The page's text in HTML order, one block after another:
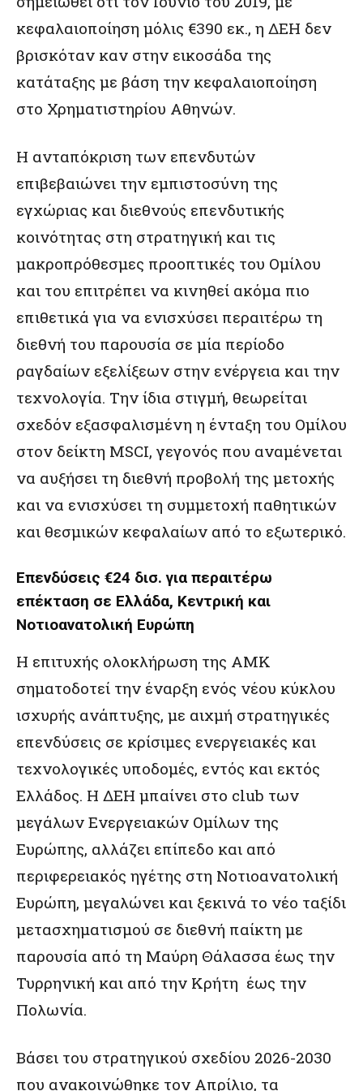
κεφαλαιοποίηση μόλις €390 εκ., η ΔΕΗ δεν
βρισκόταν καν στην εικοσάδα της
κατάταξης με βάση την κεφαλαιοποίηση
στο Χρηματιστηρίου Αθηνών.
Η ανταπόκριση των επενδυτών
επιβεβαιώνει την εμπιστοσύνη της
εγχώριας και διεθνούς επενδυτικής
κοινότητας στη στρατηγική και τις
μακροπρόθεσμες προοπτικές του Ομίλου
και του επιτρέπει να κινηθεί ακόμα πιο
επιθετικά για να ενισχύσει περαιτέρω τη
διεθνή του παρουσία σε μία περίοδο
ραγδαίων εξελίξεων στην ενέργεια και την
τεχνολογία. Την ίδια στιγμή, θεωρείται
σχεδόν εξασφαλισμένη η ένταξη του Ομίλου
στον δείκτη MSCI, γεγονός που αναμένεται
να αυξήσει τη διεθνή προβολή της μετοχής
και να ενισχύσει τη συμμετοχή παθητικών
και θεσμικών κεφαλαίων από το εξωτερικό.
Επενδύσεις €24 δισ. για περαιτέρω
επέκταση σε Ελλάδα, Κεντρική και
Νοτιοανατολική Ευρώπη
Η επιτυχής ολοκλήρωση της ΑΜΚ
σηματοδοτεί την έναρξη ενός νέου κύκλου
ισχυρής ανάπτυξης, με αιχμή στρατηγικές
επενδύσεις σε κρίσιμες ενεργειακές και
τεχνολογικές υποδομές, εντός και εκτός
Ελλάδος. Η ΔΕΗ μπαίνει στο club των
μεγάλων Ενεργειακών Ομίλων της
Ευρώπης, αλλάζει επίπεδο και από
περιφερειακός ηγέτης στη Νοτιοανατολική
Ευρώπη, μεγαλώνει και ξεκινά το νέο ταξίδι
μετασχηματισμού σε διεθνή παίκτη με
παρουσία από τη Μαύρη Θάλασσα έως την
Τυρρηνική και από την Κρήτη έως την
Πολωνία.
Βάσει του στρατηγικού σχεδίου 2026-2030
που ανακοινώθηκε τον Απρίλιο, τα